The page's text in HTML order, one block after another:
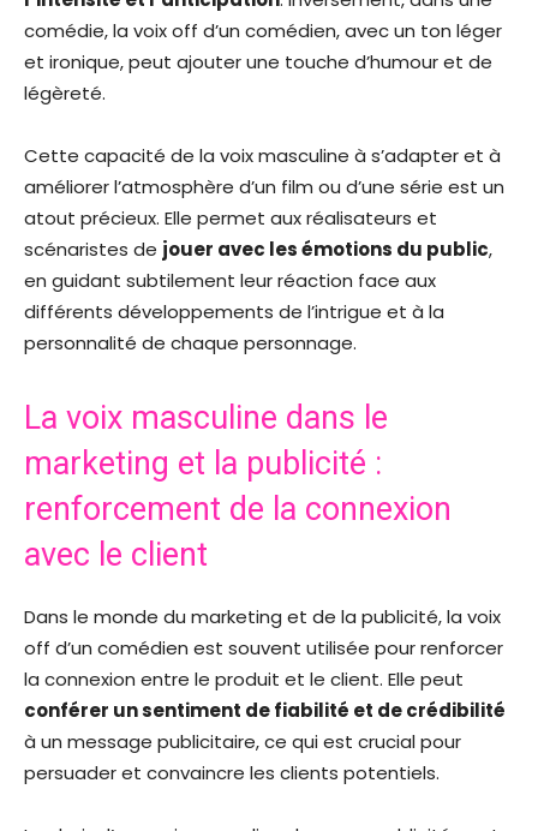
comédie, la voix off d’un comédien, avec un ton léger
et ironique, peut ajouter une touche d’humour et de
légèreté.
Cette capacité de la voix masculine à s’adapter et à
améliorer l’atmosphère d’un film ou d’une série est un
atout précieux. Elle permet aux réalisateurs et
scénaristes de jouer avec les émotions du public,
en guidant subtilement leur réaction face aux
différents développements de l’intrigue et à la
personnalité de chaque personnage.
La voix masculine dans le
marketing et la publicité :
renforcement de la connexion
avec le client
Dans le monde du marketing et de la publicité, la voix
off d’un comédien est souvent utilisée pour renforcer
la connexion entre le produit et le client. Elle peut
conférer un sentiment de fiabilité et de crédibilité
à un message publicitaire, ce qui est crucial pour
persuader et convaincre les clients potentiels.